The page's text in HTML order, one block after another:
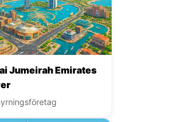
Jumeirah Emirates